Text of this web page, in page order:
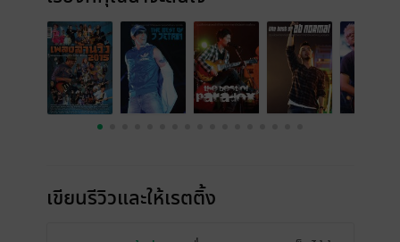
เขียนรีวิวและให้เรตติ้ง